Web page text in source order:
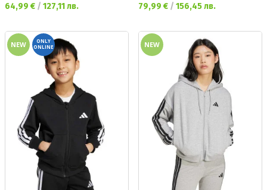
Текуща цена:
64,99 € / 127,11 лв. Текуща цена:
79,99 € / 156,45 лв.
NEW
ONLY
ONLINE
NEW